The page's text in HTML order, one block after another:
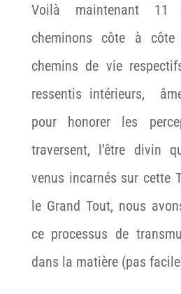
Voilà maintenant
cheminons côte à
chemins de vie
ressentis intérieurs,
pour honorer les
traversent, l’être divin
venus incarnés sur cette
le Grand Tout, nous
ce processus de
dans la matière (pas